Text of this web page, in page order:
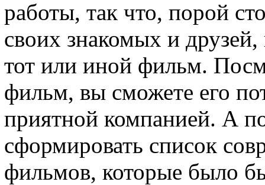
работы, так что, порой
своих знакомых и
тот или иной фильм.
фильм, вы сможете его
приятной компанией. А
сформировать список
фильмов, которые было